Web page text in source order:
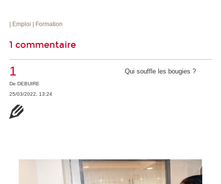
| Emploi | Formation
1 commentaire
1
De DEBUIRE
25/03/2022, 13:24
Qui souffle les bougies ?